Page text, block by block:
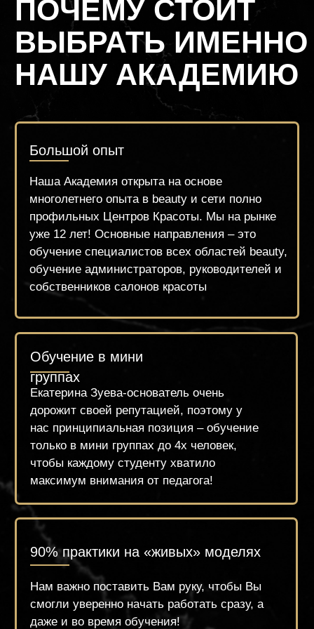
Мы имеем государственную лицензию,
образования и, в рамках закона, выдаём
нашим студентам дипломы гос. Образца,
Наша Академия предоставляет
возможность обучаться в
оборудовании и качественных
комфортно и ощутите сервис высокого
уровня.
Условия обучения и комфорт студента
90% практики на «живых» моделях
Нам важно поставить Вам руку, чтобы Вы
смогли уверенно начать работать сразу, а
даже и во время обучения!
Предоставляем поддержку всем студентам
единомышленников, для обмена опыта и
знаний. И всегда остаёмся на связи!
Поддержка
Гибкий график обучения
обучение и классическое расписание на
несколько месяцев вперёд.
Лояльные цены на обучение и гибкая
система беспроцентной рассрочки